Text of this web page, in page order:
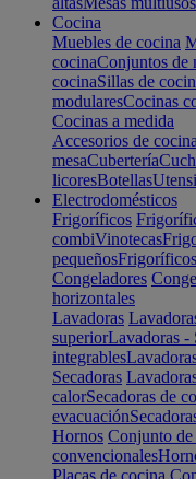
Cocina
Muebles de cocina
cocinaConjuntos de
cocinaSillas de
modularesCocinas
Cocinas a medida
Accesorios de cocina
mesaCubertería
licoresBotellas
Electrodomésticos
Frigoríficos
combiVinotecas
pequeños
Congeladores
horizontales
Lavadoras
superiorLavadoras -
integrables
Secadoras
calorSecadoras de
evacuación
Hornos Conjunto
convencionales
Placas de cocina